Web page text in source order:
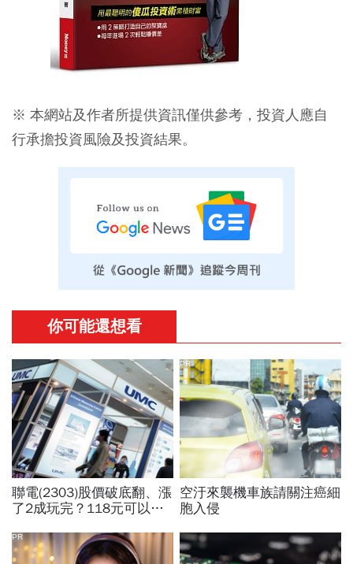
※ 本網站及作者所提供資訊僅供參考，投資人應自
行承擔投資風險及投資結果。